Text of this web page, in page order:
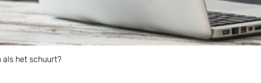
als het schuurt?